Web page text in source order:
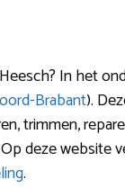
In het
Brabant).
trimmen,
deze website
.